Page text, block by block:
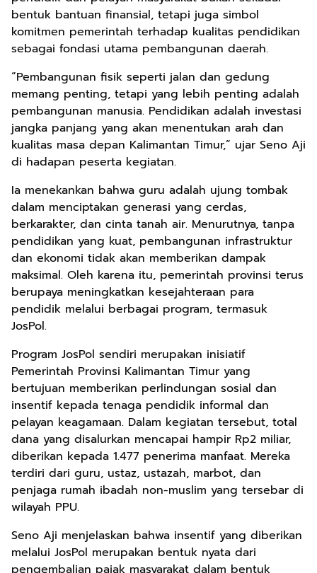
bentuk bantuan finansial, tetapi juga simbol
komitmen pemerintah terhadap kualitas pendidikan
sebagai fondasi utama pembangunan daerah.
“Pembangunan fisik seperti jalan dan gedung
memang penting, tetapi yang lebih penting adalah
pembangunan manusia. Pendidikan adalah investasi
jangka panjang yang akan menentukan arah dan
kualitas masa depan Kalimantan Timur,” ujar Seno Aji
di hadapan peserta kegiatan.
Ia menekankan bahwa guru adalah ujung tombak
dalam menciptakan generasi yang cerdas,
berkarakter, dan cinta tanah air. Menurutnya, tanpa
pendidikan yang kuat, pembangunan infrastruktur
dan ekonomi tidak akan memberikan dampak
maksimal. Oleh karena itu, pemerintah provinsi terus
berupaya meningkatkan kesejahteraan para
pendidik melalui berbagai program, termasuk
JosPol.
Program JosPol sendiri merupakan inisiatif
Pemerintah Provinsi Kalimantan Timur yang
bertujuan memberikan perlindungan sosial dan
insentif kepada tenaga pendidik informal dan
pelayan keagamaan. Dalam kegiatan tersebut, total
dana yang disalurkan mencapai hampir Rp2 miliar,
diberikan kepada 1.477 penerima manfaat. Mereka
terdiri dari guru, ustaz, ustazah, marbot, dan
penjaga rumah ibadah non-muslim yang tersebar di
wilayah PPU.
Seno Aji menjelaskan bahwa insentif yang diberikan
melalui JosPol merupakan bentuk nyata dari
pengembalian pajak masyarakat dalam bentuk